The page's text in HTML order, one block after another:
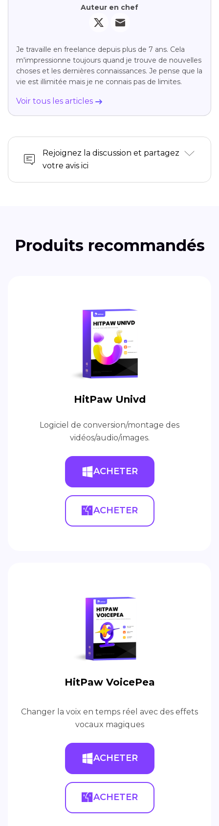
Auteur en chef
Je travaille en freelance depuis plus de 7 ans. Cela
m'impressionne toujours quand je trouve de nouvelles
choses et les dernières connaissances. Je pense que la
vie est illimitée mais je ne connais pas de limites.
Voir tous les articles
Rejoignez la discussion et partagez
votre avis ici
Produits recommandés
HitPaw Univd
Logiciel de conversion/montage des
vidéos/audio/images.
ACHETER
ACHETER
HitPaw VoicePea
Changer la voix en temps réel avec des effets
vocaux magiques
ACHETER
ACHETER